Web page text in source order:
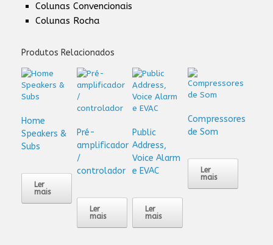
Colunas Convencionais
Colunas Rocha
Produtos Relacionados
Home
Speakers &
Subs
Ler
mais
Pré-
amplificador
/
controlador
Ler
mais
Public
Address,
Voice Alarm
e EVAC
Ler
mais
Compressores
de Som
Ler
mais